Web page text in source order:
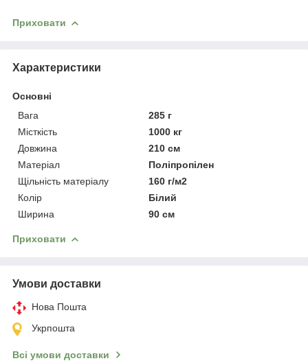
Приховати
Характеристики
Основні
Вага
285 г
Місткість
1000 кг
Довжина
210 см
Матеріал
Поліпропілен
Щільність матеріалу
160 г/м2
Колір
Білий
Ширина
90 см
Приховати
Умови доставки
Нова Пошта
Укрпошта
Всі умови доставки